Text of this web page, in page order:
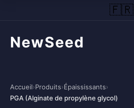
🇫🇷
NewSeed
Accueil›Produits›Épaississants›
PGA (Alginate de propylène glycol)